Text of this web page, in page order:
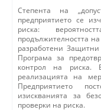
Степента на
предприятието се
риска:
продължителността
разработени
Програма за
контрол на риска.
реализацията на
Предприятието
изискванията за
проверки на риска.